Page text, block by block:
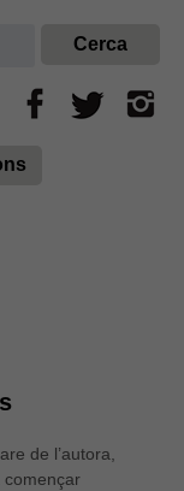
de l’autora,
començar